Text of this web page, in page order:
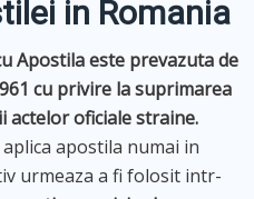
in Romania
Apostila este prevazuta de
cu privire la suprimarea
actelor oficiale straine.
apostila numai in
urmeaza a fi folosit intr-